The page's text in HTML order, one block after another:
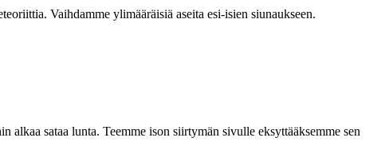
Vaihdamme ylimääräisiä aseita esi-isien siunaukseen.
sataa lunta. Teemme ison siirtymän sivulle eksyttääksemme sen